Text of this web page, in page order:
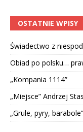
OSTATNIE WPISY
Świadectwo z
Obiad po polsku…
„Kompania 1114”
„Miejsce” Andrzej
„Grule, pyry,